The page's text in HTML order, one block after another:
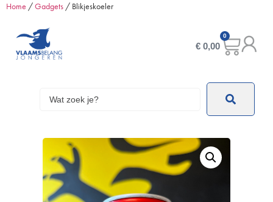
Home /Gadgets / Blikjeskoeler
€ 0,00
0